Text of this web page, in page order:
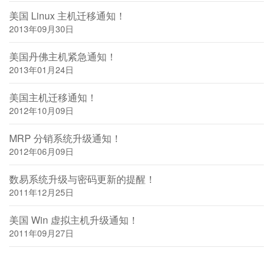
美国 Linux 主机迁移通知！
2013年09月30日
美国丹佛主机紧急通知！
2013年01月24日
美国主机迁移通知！
2012年10月09日
MRP 分销系统升级通知！
2012年06月09日
数易系统升级与密码更新的提醒！
2011年12月25日
美国 Win 虚拟主机升级通知！
2011年09月27日